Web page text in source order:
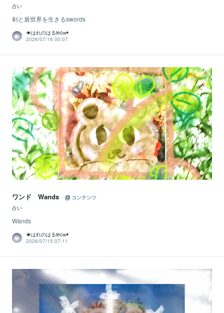
占い
剣と盾世界を生きるswords
☀はれのはるiec∞◉
2026/07/16 00:07
ワンド Wands
コンテンツ
占い
Wands
☀はれのはるiec∞◉
2026/07/15 07:11